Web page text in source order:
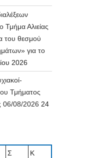
Αλιείας
του θεσμού
για το
2026
Τμήματος
06/08/2026 24
Σ
Κ